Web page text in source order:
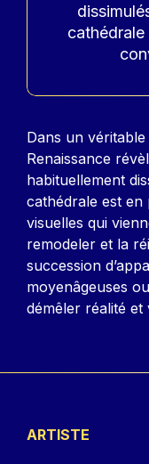
cathédrale
Contenu
Dans un véritable
Renaissance
habituellement
cathédrale est en
visuelles qui
remodeler et la
succession
moyenâgeuses
démêler réalité et
ARTISTE